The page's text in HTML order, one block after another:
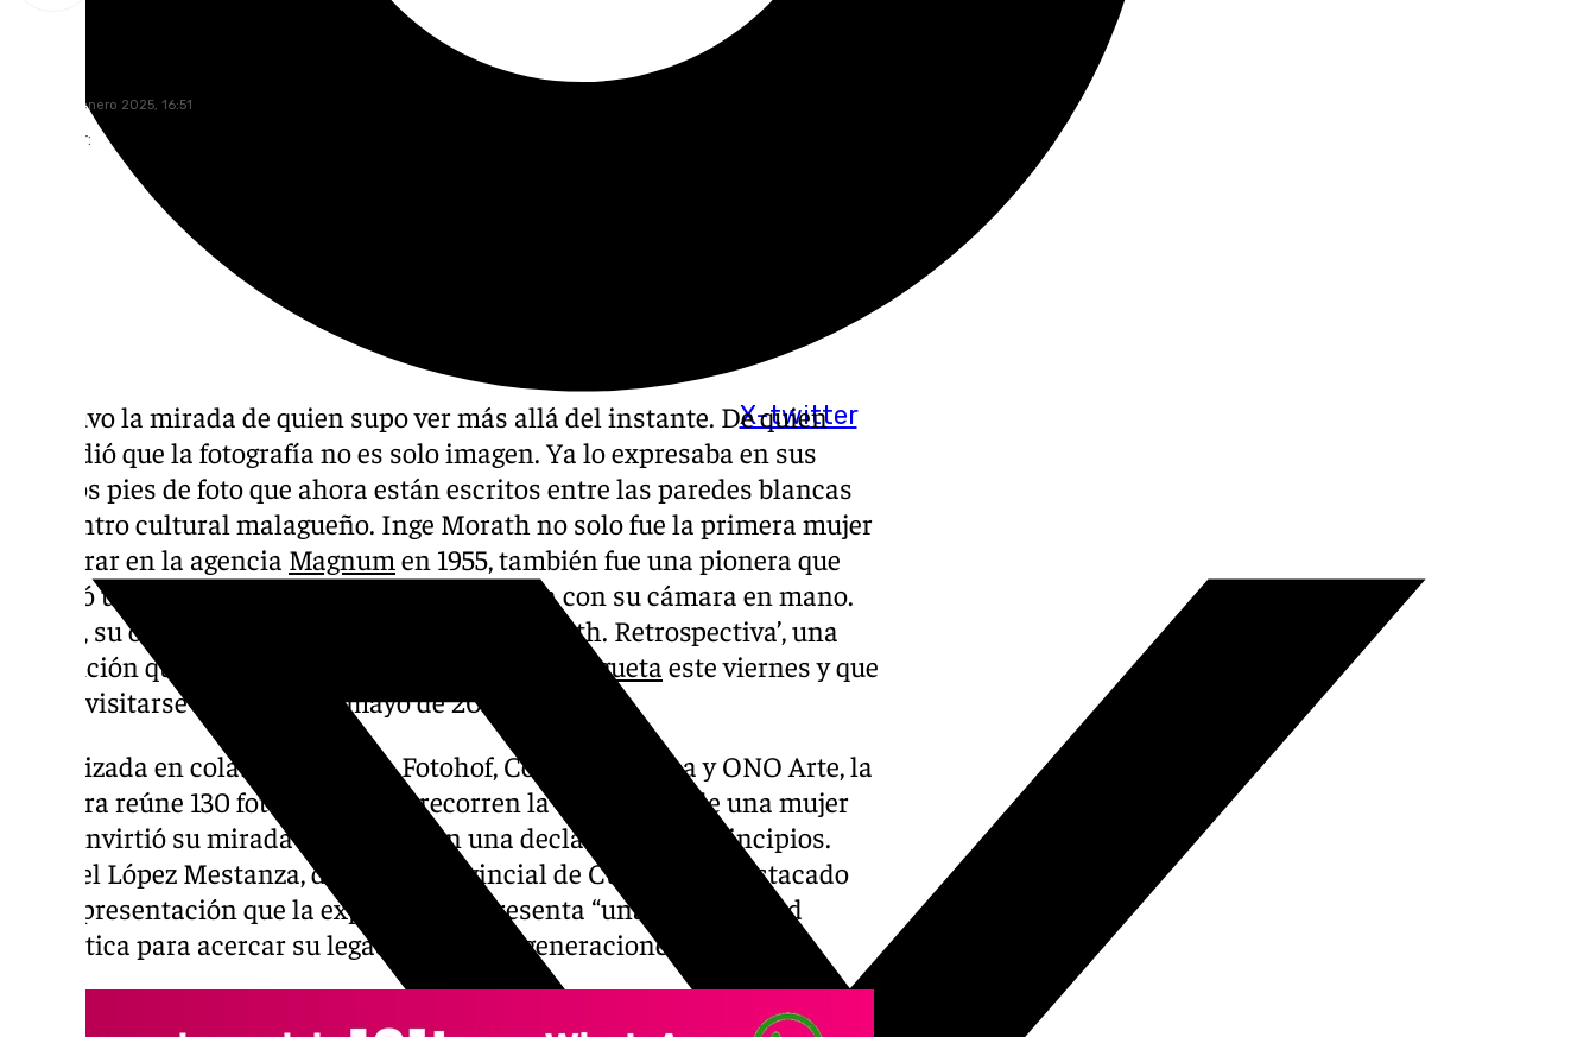
X-twitter
viernes, 31 enero 2025, 16:51
Compartir:
Ella tuvo la mirada de quien supo ver más allá del instante. De quien
entendió que la fotografía no es solo imagen. Ya lo expresaba en sus
propios pies de foto que ahora están escritos entre las paredes blancas
del centro cultural malagueño. Inge Morath no solo fue la primera mujer
en entrar en la agencia Magnum en 1955, también fue una pionera que
desafió una concepción de la propia profesión con su cámara en mano.
Ahora, su obra regresa a España con ‘Inge Morath. Retrospectiva’, una
exposición que ha abierto sus puertas en
La Malagueta este viernes y que
podrá visitarse hasta el 1 de mayo de 2025.
Organizada en colaboración con Fotohof, Contemporánea y ONO Arte, la
muestra reúne 130 fotografías que recorren la trayectoria de una mujer
que convirtió su mirada fotográfica en una declaración de principios.
Manuel López Mestanza, diputado provincial de Cultura, ha destacado
en su presentación que la exposición representa “una oportunidad
fantástica para acercar su legado a nuevas generaciones”.